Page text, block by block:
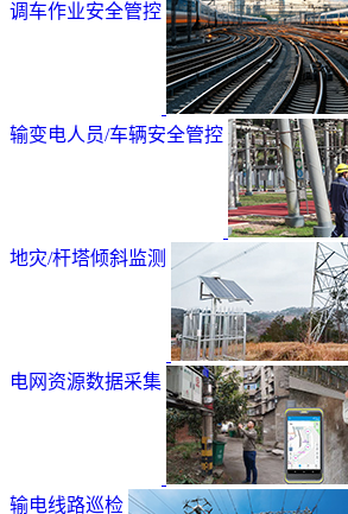
调车作业安全管控
输变电人员/车辆安全管控
地灾/杆塔倾斜监测
电网资源数据采集
输电线路巡检